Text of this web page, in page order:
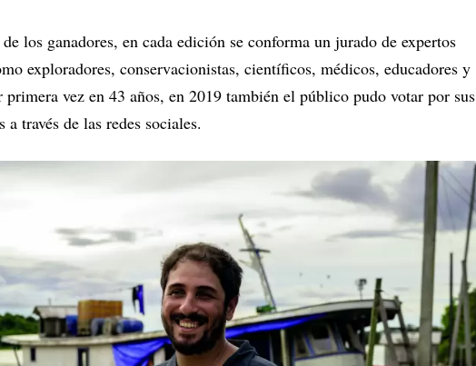
los ganadores, en cada edición se conforma un jurado de expertos
exploradores, conservacionistas, científicos, médicos, educadores y
vez en 43 años, en 2019 también el público pudo votar por sus
a través de las redes sociales.